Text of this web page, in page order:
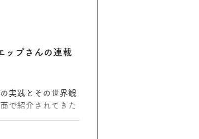
ップさんの連載
実践とその世界観
で紹介されてきた
あやめちゃんに